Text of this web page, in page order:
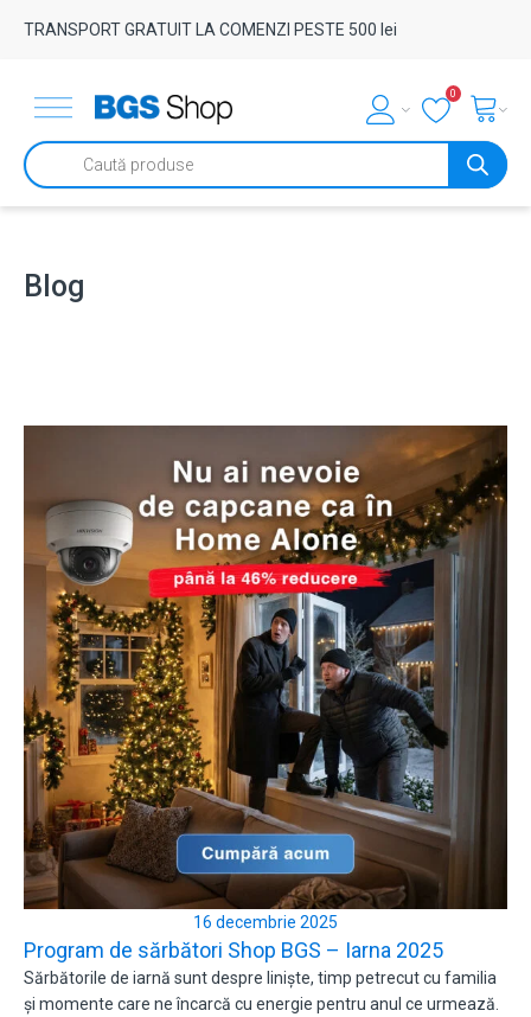
TRANSPORT GRATUIT LA COMENZI PESTE 500 lei
0
Products
search
Blog
16 decembrie 2025
Program de sărbători Shop BGS – Iarna 2025
Sărbătorile de iarnă sunt despre liniște, timp petrecut cu familia
și momente care ne încarcă cu energie pentru anul ce urmează.